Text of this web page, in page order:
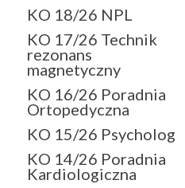
KO 18/26 NPL
KO 17/26 Technik
rezonans
magnetyczny
KO 16/26 Poradnia
Ortopedyczna
KO 15/26 Psycholog
KO 14/26 Poradnia
Kardiologiczna